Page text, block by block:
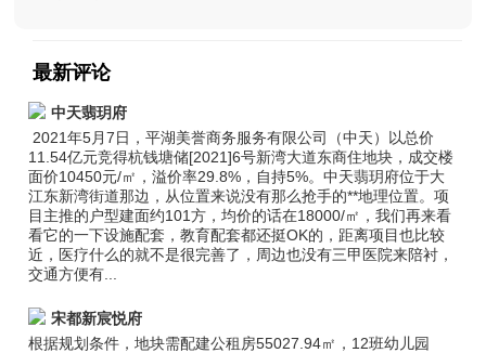
最新评论
中天翡玥府
2021年5月7日，平湖美誉商务服务有限公司（中天）以总价
11.54亿元竞得杭钱塘储[2021]6号新湾大道东商住地块，成交楼
面价10450元/㎡，溢价率29.8%，自持5%。中天翡玥府位于大
江东新湾街道那边，从位置来说没有那么抢手的**地理位置。项
目主推的户型建面约101方，均价的话在18000/㎡，我们再来看
看它的一下设施配套，教育配套都还挺OK的，距离项目也比较
近，医疗什么的就不是很完善了，周边也没有三甲医院来陪衬，
交通方便有...
宋都新宸悦府
根据规划条件，地块需配建公租房55027.94㎡，12班幼儿园